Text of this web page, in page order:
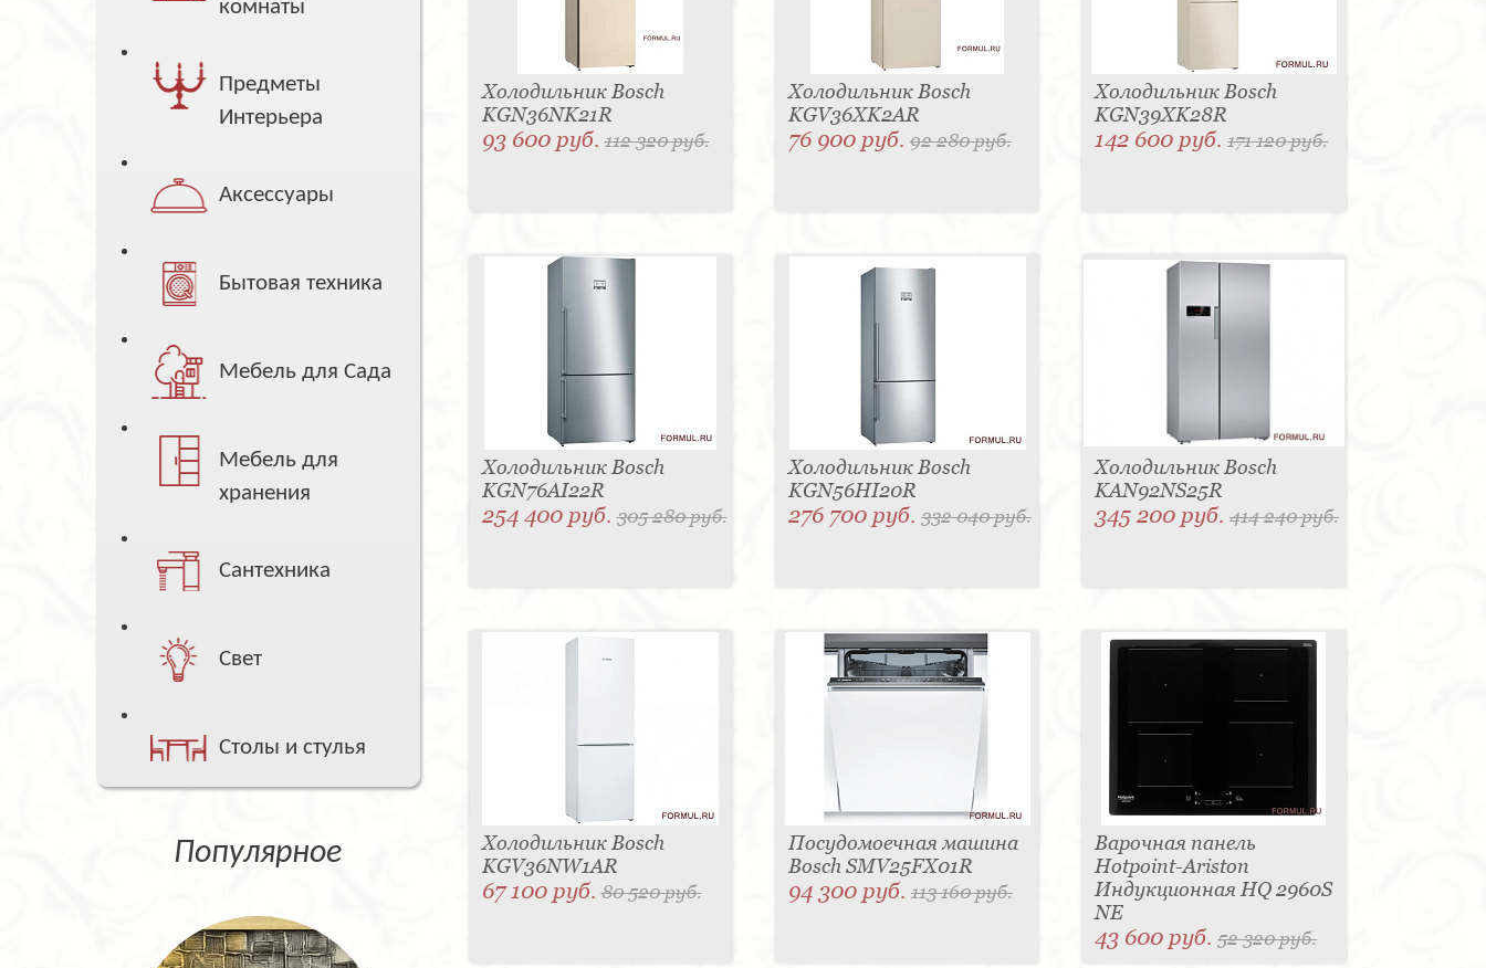
комнаты
Предметы
Интерьера
Аксессуары
Бытовая техника
Мебель для Сада
Мебель для
хранения
Сантехника
Свет
Столы и стулья
Популярное
Холодильник Bosch
KGN36NK21R
93 600 руб.112 320 руб.
Холодильник Bosch
KGV36XK2AR
76 900 руб. 92 280 руб.
Холодильник Bosch
KGN39XK28R
142 600 руб.171 120 руб.
Холодильник Bosch
KGN76AI22R
254 400 руб.305 280 руб.
Холодильник Bosch
KGN56HI20R
276 700 руб. 332 040 руб.
Холодильник Bosch
KAN92NS25R
345 200 руб.414 240 руб.
Холодильник Bosch
KGV36NW1AR
67 100 руб.80 520 руб.
Посудомоечная машина
Bosch SMV25FX01R
94 300 руб. 113 160 руб.
Варочная панель
Hotpoint-Ariston
Индукционная HQ 2960S
NE
43 600 руб.52 320 руб.